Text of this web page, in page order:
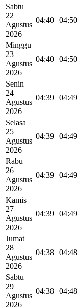
Sabtu
22
Agustus
2026
04:40 04:50
Minggu
23
Agustus
2026
04:40 04:50
Senin
24
Agustus
2026
04:39 04:49
Selasa
25
Agustus
2026
04:39 04:49
Rabu
26
Agustus
2026
04:39 04:49
Kamis
27
Agustus
2026
04:39 04:49
Jumat
28
Agustus
2026
04:38 04:48
Sabtu
29
Agustus
2026
04:38 04:48